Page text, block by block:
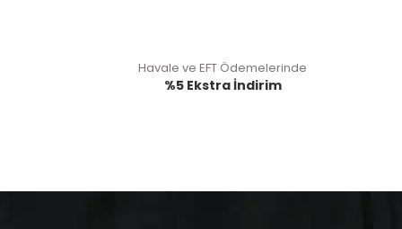
Havale ve EFT Ödemelerinde
%5 Ekstra İndirim